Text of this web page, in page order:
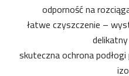
odporność na
łatwe czyszczenie –
skuteczna ochrona